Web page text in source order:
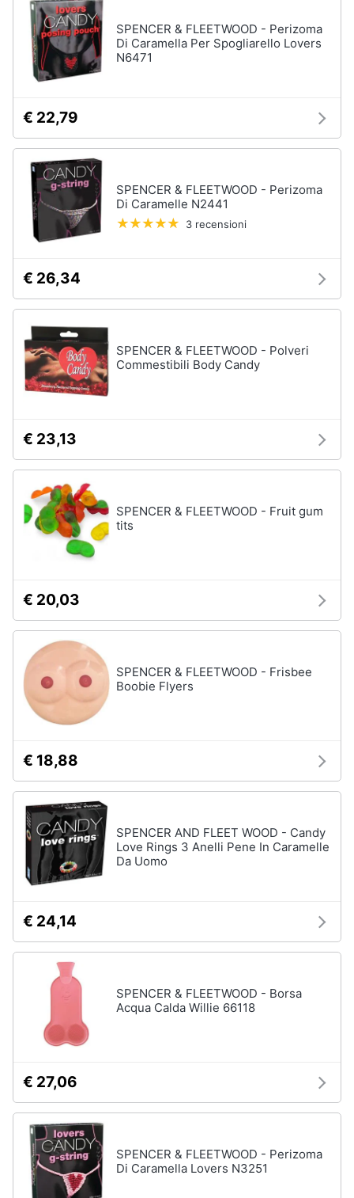
SPENCER & FLEETWOOD - Perizoma
Di Caramella Per Spogliarello Lovers
N6471
€ 22,79
SPENCER & FLEETWOOD - Perizoma
Di Caramelle N2441
3 recensioni
€ 26,34
SPENCER & FLEETWOOD - Polveri
Commestibili Body Candy
€ 23,13
SPENCER & FLEETWOOD - Fruit gum
tits
€ 20,03
SPENCER & FLEETWOOD - Frisbee
Boobie Flyers
€ 18,88
SPENCER AND FLEET WOOD - Candy
Love Rings 3 Anelli Pene In Caramelle
Da Uomo
€ 24,14
SPENCER & FLEETWOOD - Borsa
Acqua Calda Willie 66118
€ 27,06
SPENCER & FLEETWOOD - Perizoma
Di Caramella Lovers N3251